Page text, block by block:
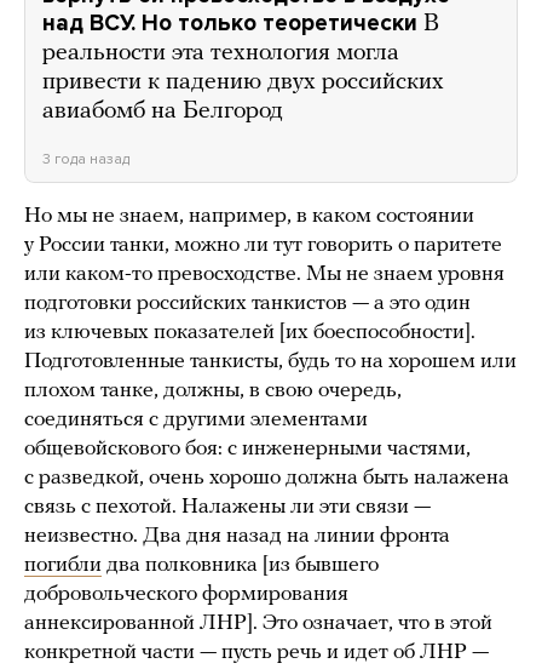
над ВСУ. Но только теоретически В
реальности эта технология могла
привести к падению двух российских
авиабомб на Белгород
3 года назад
Но мы не знаем, например, в каком состоянии
у России танки, можно ли тут говорить о паритете
или каком-то превосходстве. Мы не знаем уровня
подготовки российских танкистов — а это один
из ключевых показателей [их боеспособности].
Подготовленные танкисты, будь то на хорошем или
плохом танке, должны, в свою очередь,
соединяться с другими элементами
общевойскового боя: с инженерными частями,
с разведкой, очень хорошо должна быть налажена
связь с пехотой. Налажены ли эти связи —
неизвестно. Два дня назад на линии фронта
погибли два полковника [из бывшего
добровольческого формирования
аннексированной ЛНР]. Это означает, что в этой
конкретной части — пусть речь и идет об ЛНР —